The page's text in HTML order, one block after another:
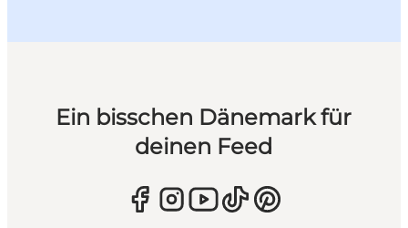
Ein bisschen Dänemark für
deinen Feed